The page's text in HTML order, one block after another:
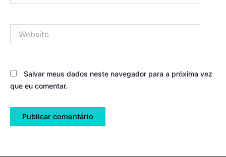
Salvar meus dados neste navegador para a próxima vez
que eu comentar.